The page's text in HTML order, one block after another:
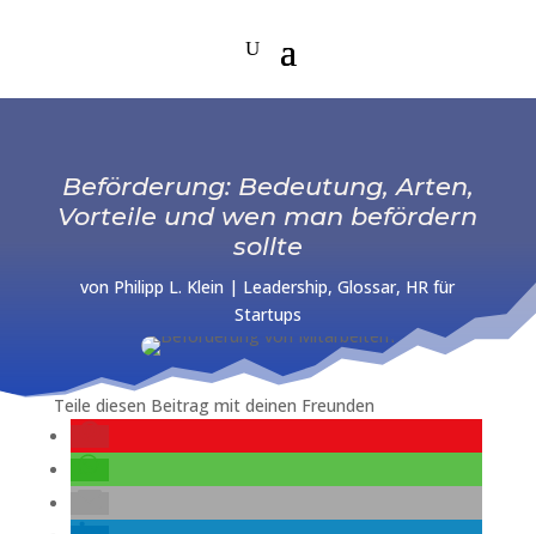
Beförderung: Bedeutung, Arten,
Vorteile und wen man befördern
sollte
von Philipp L. Klein | Leadership,Glossar, HR für
Startups
Teile diesen Beitrag mit deinen Freunden